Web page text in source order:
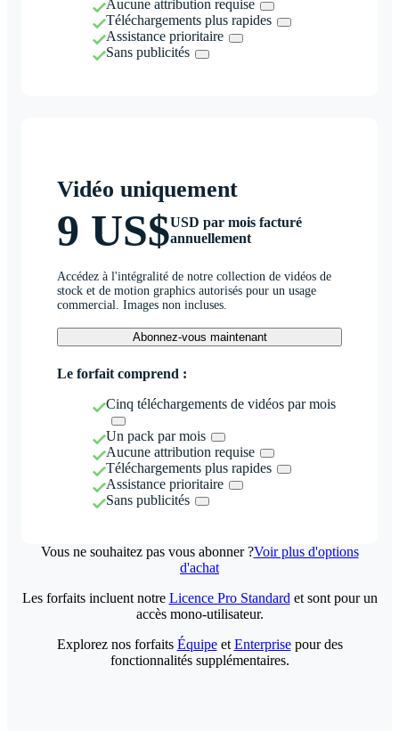
Aucune attribution requise
Téléchargements plus rapides
Assistance prioritaire
Sans publicités
Vidéo uniquement
9 US$USD par mois facturé
annuellement
Accédez à l'intégralité de notre collection de vidéos de
stock et de motion graphics autorisés pour un usage
commercial. Images non incluses.
Abonnez-vous maintenant
Le forfait comprend :
Cinq téléchargements de vidéos par mois
Un pack par mois
Aucune attribution requise
Téléchargements plus rapides
Assistance prioritaire
Sans publicités
Vous ne souhaitez pas vous abonner ?Voir plus d'options
d'achat
Les forfaits incluent notre Licence Pro Standard et sont pour un
accès mono-utilisateur.
Explorez nos forfaits Équipeet Enterprisepour des
fonctionnalités supplémentaires.